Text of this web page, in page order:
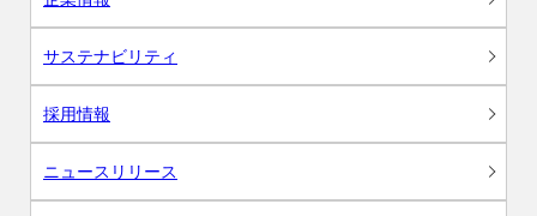
サステナビリティ
採用情報
ニュースリリース